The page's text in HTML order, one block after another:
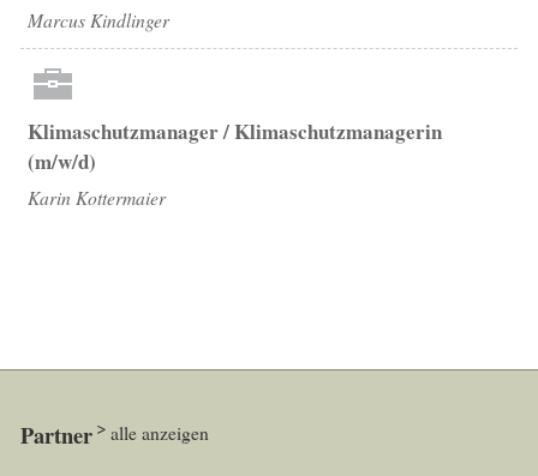
Marcus Kindlinger
Klimaschutzmanager / Klimaschutzmanagerin
(m/w/d)
Karin Kottermaier
Partner alle anzeigen